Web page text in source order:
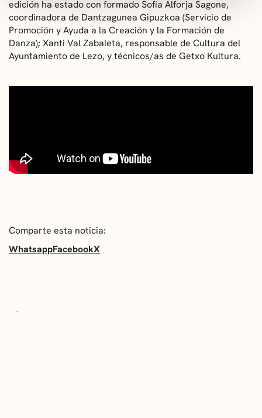
edición ha estado con formado Sofía Alforja Sagone,
coordinadora de Dantzagunea Gipuzkoa (Servicio de
Promoción y Ayuda a la Creación y la Formación de
Danza); Xanti Val Zabaleta, responsable de Cultura del
Ayuntamiento de Lezo, y técnicos/as de Getxo Kultura.
Comparte esta noticia:
WhatsappFacebookX